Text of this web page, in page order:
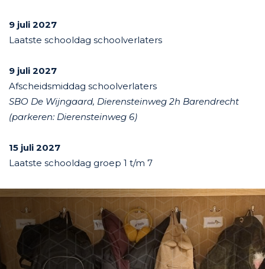
9 juli 2027
Laatste schooldag schoolverlaters
9 juli 2027
Afscheidsmiddag schoolverlaters
SBO De Wijngaard, Dierensteinweg 2h Barendrecht
(parkeren: Dierensteinweg 6)
15 juli 2027
Laatste schooldag groep 1 t/m 7